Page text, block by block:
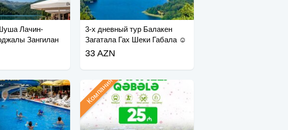
Лачин-
Зангилан
3-х дневный тур Балакен
Загатала Гах Шеки Габала ☺
33 AZN
Компания